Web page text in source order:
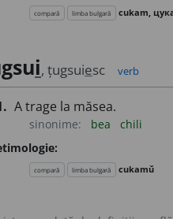
compară limba bulgară cukam,
i, țugsuiesc verb
A trage la măsea.
sinonime: bea
chili
compară limba bulgară cukamǔ